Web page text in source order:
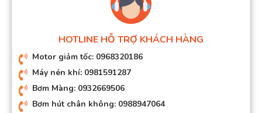
HOTLINE HỖ TRỢ KHÁCH HÀNG
Motor giảm tốc: 0968320186
Máy nén khí: 0981591287
Bơm Màng: 0932669506
Bơm hút chân không: 0988947064